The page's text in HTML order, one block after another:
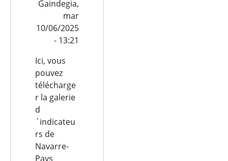
Gaindegia,
mar
10/06/2025
- 13:21
Ici, vous
pouvez
télécharge
r la galerie
d
´indicateu
rs de
Navarre-
Pays